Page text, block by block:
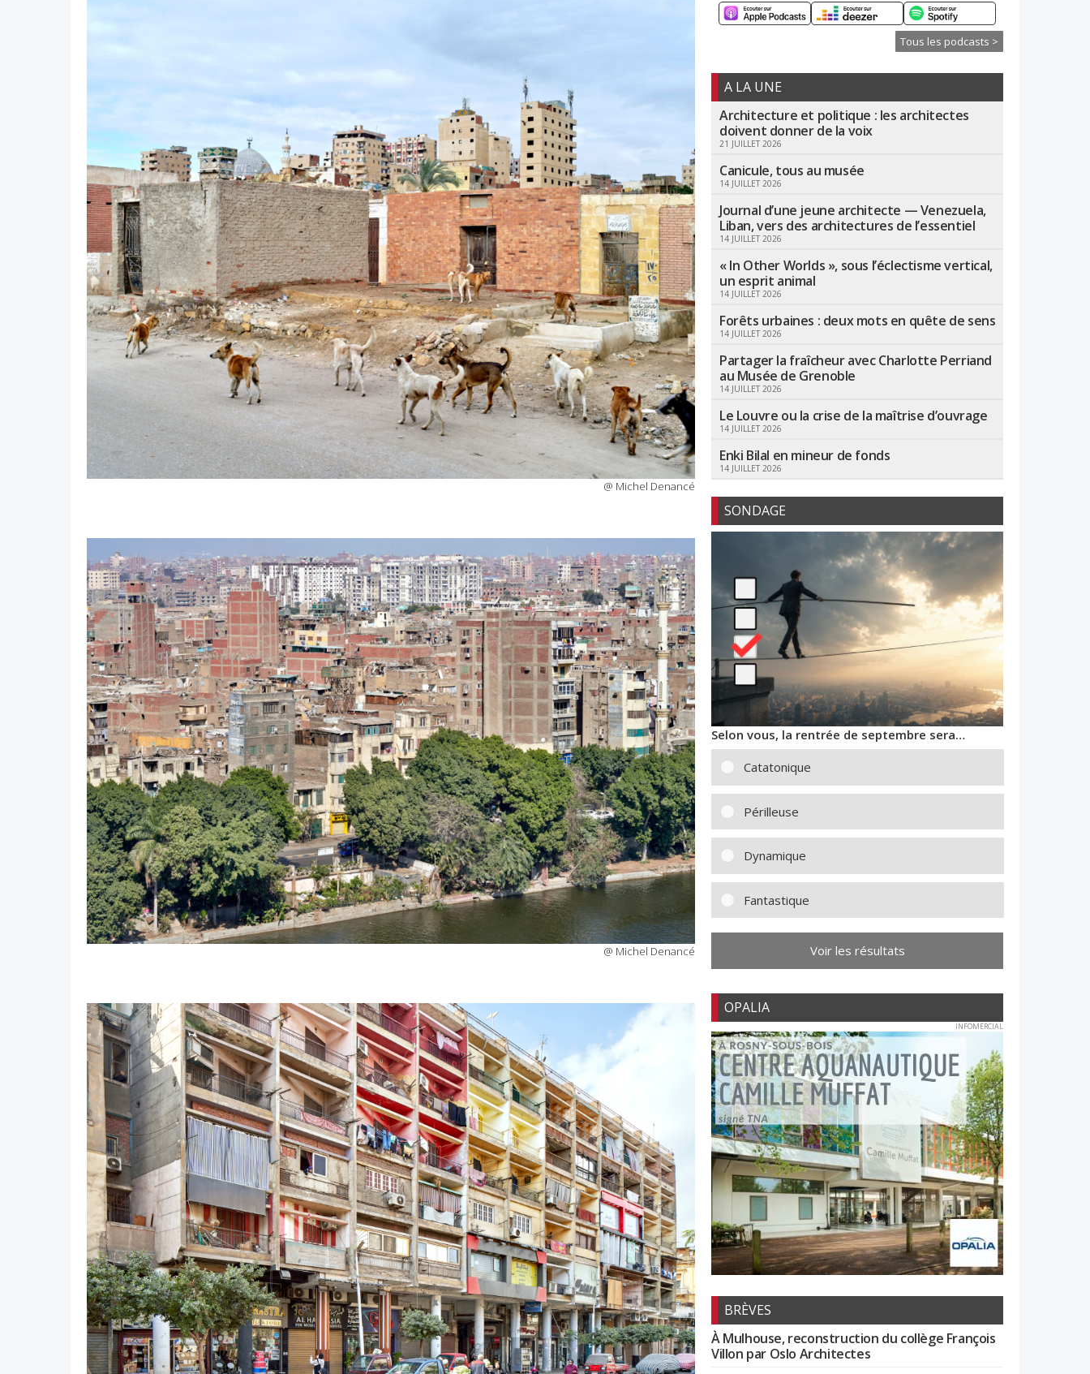
@ Michel Denancé
@ Michel Denancé
Tous les podcasts >
A LA UNE
Architecture et politique : les architectes
doivent donner de la voix
21 JUILLET 2026
Canicule, tous au musée
14 JUILLET 2026
Journal d’une jeune architecte — Venezuela,
Liban, vers des architectures de l’essentiel
14 JUILLET 2026
« In Other Worlds », sous l’éclectisme vertical,
un esprit animal
14 JUILLET 2026
Forêts urbaines : deux mots en quête de sens
14 JUILLET 2026
Partager la fraîcheur avec Charlotte Perriand
au Musée de Grenoble
14 JUILLET 2026
Le Louvre ou la crise de la maîtrise d’ouvrage
14 JUILLET 2026
Enki Bilal en mineur de fonds
14 JUILLET 2026
SONDAGE
Selon vous, la rentrée de septembre sera…
Catatonique
Périlleuse
Dynamique
Fantastique
Voir les résultats
OPALIA
INFOMERCIAL
BRÈVES
À Mulhouse, reconstruction du collège François
Villon par Oslo Architectes